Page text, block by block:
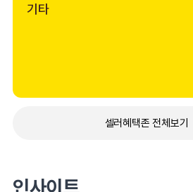
기타
셀러혜택존 전체보기